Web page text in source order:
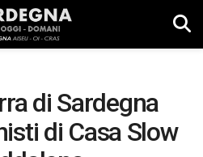
di Sardegna
di Casa Slow